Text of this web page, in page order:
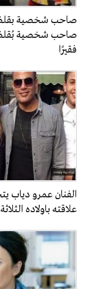
صاحب شخصية
صاحب شخصية
فقيرًا
الفنان عمرو دياب
علاقته باولاده